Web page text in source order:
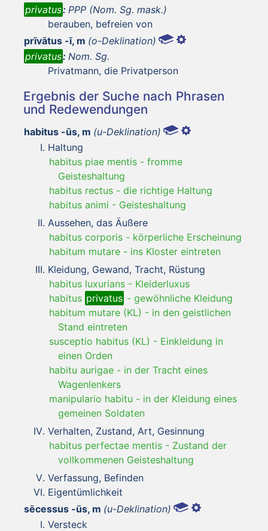
privatus: PPP (Nom. Sg. mask.)
berauben, befreien von
prīvātus -ī, m (o-Deklination)
privatus: Nom. Sg.
Privatmann, die Privatperson
Ergebnis der Suche nach Phrasen
und Redewendungen
habitus -ūs, m (u-Deklination)
Haltung
habitus piae mentis - fromme
Geisteshaltung
habitus rectus - die richtige Haltung
habitus animi - Geisteshaltung
Aussehen, das Äußere
habitus corporis - körperliche Erscheinung
habitum mutare - ins Kloster eintreten
Kleidung, Gewand, Tracht, Rüstung
habitus luxurians - Kleiderluxus
habitus privatus - gewöhnliche Kleidung
habitum mutare (KL) - in den geistlichen
Stand eintreten
susceptio habitus (KL) - Einkleidung in
einen Orden
habitu aurigae - in der Tracht eines
Wagenlenkers
manipulario habitu - in der Kleidung eines
gemeinen Soldaten
Verhalten, Zustand, Art, Gesinnung
habitus perfectae mentis - Zustand der
vollkommenen Geisteshaltung
Verfassung, Befinden
Eigentümlichkeit
sēcessus -ūs, m (u-Deklination)
Versteck